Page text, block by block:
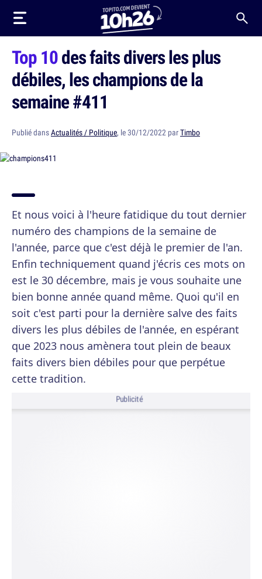
Top 10des faits divers les plus
débiles, les champions de la
semaine #411
Publié dansActualités / Politique, le 30/12/2022 parTimbo
Et nous voici à l'heure fatidique du tout dernier
numéro des champions de la semaine de
l'année, parce que c'est déjà le premier de l'an.
Enfin techniquement quand j'écris ces mots on
est le 30 décembre, mais je vous souhaite une
bien bonne année quand même. Quoi qu'il en
soit c'est parti pour la dernière salve des faits
divers les plus débiles de l'année, en espérant
que 2023 nous amènera tout plein de beaux
faits divers bien débiles pour que perpétue
cette tradition.
Publicité